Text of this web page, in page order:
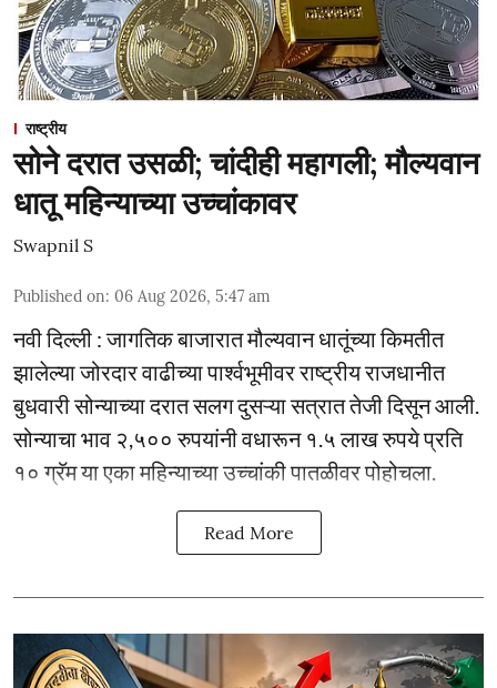
राष्ट्रीय
सोने दरात उसळी; चांदीही महागली; मौल्यवान
धातू महिन्याच्या उच्चांकावर
Swapnil S
Published on: 06 Aug 2026, 5:47 am
नवी दिल्ली : जागतिक बाजारात मौल्यवान धातूंच्या किमतीत
झालेल्या जोरदार वाढीच्या पार्श्वभूमीवर राष्ट्रीय राजधानीत
बुधवारी सोन्याच्या दरात सलग दुसऱ्या सत्रात तेजी दिसून आली.
सोन्याचा भाव २,५०० रुपयांनी वधारून १.५ लाख रुपये प्रति
१० ग्रॅम या एका महिन्याच्या उच्चांकी पातळीवर पोहोचला.
Read More